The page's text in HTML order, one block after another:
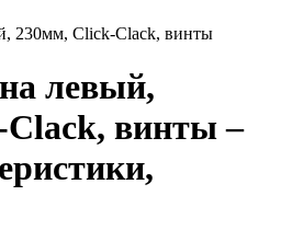
230мм, Click-Clack, винты
левый,
винты –